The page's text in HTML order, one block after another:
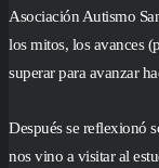
Asociación Autismo
los mitos, los avances
superar para avanzar
Después se reflexionó
nos vino a visitar al